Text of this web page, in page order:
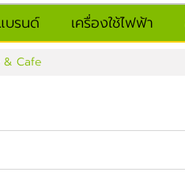
บรนด์ เครื่องใช้ไฟฟ้า
& Cafe